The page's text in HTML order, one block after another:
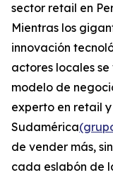
sector retail en
Mientras los
innovación
actores locales
modelo de
experto en retail
Sudamérica
de vender más,
cada eslabón de